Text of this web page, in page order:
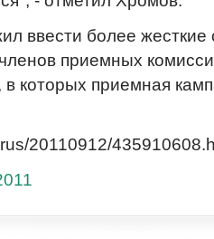
ввести более жесткие
приемных
в которых приемная
20110912/